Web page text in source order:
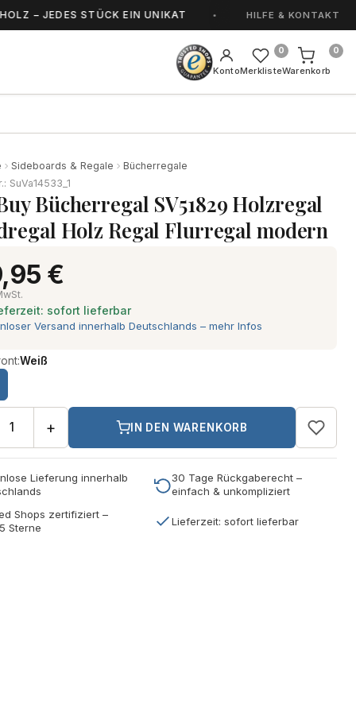
STÜCK EIN UNIKAT HANDGEFERTIGT IN
HILFE & KONTAKT
KontoMerkliste
0
Warenkorb
0
Sideboards & Regale
Bücherregale
SuVa14533_1
Bücherregal SV51829 Holzregal
Holz Regal Flurregal modern
€
sofort lieferbar
Versand innerhalb Deutschlands – mehr Infos
Weiß
+ IN DEN WARENKORB
Lieferung innerhalb
30 Tage Rückgaberecht –
einfach & unkompliziert
Shops zertifiziert –
Sterne
Lieferzeit: sofort lieferbar